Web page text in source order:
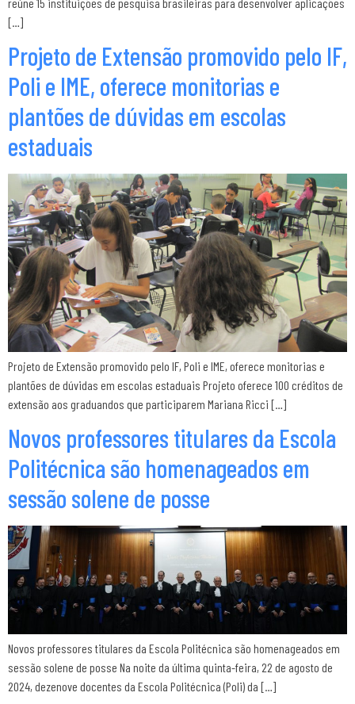
[…]
Projeto de Extensão promovido pelo IF,
Poli e IME, oferece monitorias e
plantões de dúvidas em escolas
estaduais
Projeto de Extensão promovido pelo IF, Poli e IME, oferece monitorias e
plantões de dúvidas em escolas estaduais Projeto oferece 100 créditos de
extensão aos graduandos que participarem Mariana Ricci […]
Novos professores titulares da Escola
Politécnica são homenageados em
sessão solene de posse
Novos professores titulares da Escola Politécnica são homenageados em
sessão solene de posse Na noite da última quinta-feira, 22 de agosto de
2024, dezenove docentes da Escola Politécnica (Poli) da […]